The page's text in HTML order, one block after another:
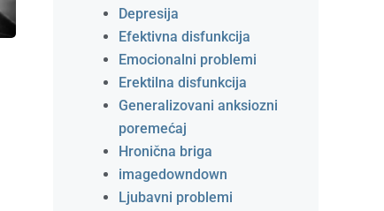
Depresija
Efektivna disfunkcija
Emocionalni problemi
Erektilna disfunkcija
Generalizovani anksiozni
poremećaj
Hronična briga
imagedowndown
Ljubavni problemi